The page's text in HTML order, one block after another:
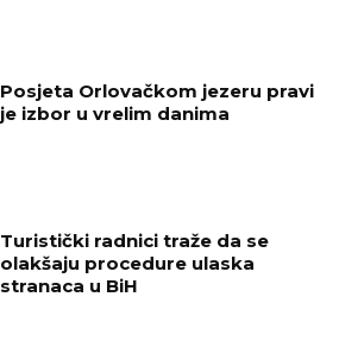
Posjeta Orlovačkom jezeru pravi
je izbor u vrelim danima
Turistički radnici traže da se
olakšaju procedure ulaska
stranaca u BiH